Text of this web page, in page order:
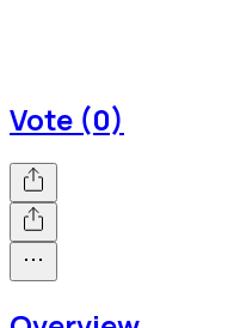
Vote (0)